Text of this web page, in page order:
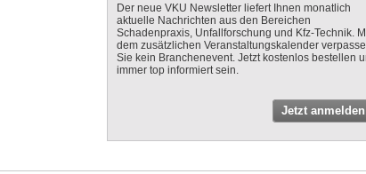
Der neue VKU Newsletter liefert Ihnen monatlich
aktuelle Nachrichten aus den Bereichen
Schadenpraxis, Unfallforschung und Kfz-Technik.
dem zusätzlichen Veranstaltungskalender
Sie kein Branchenevent. Jetzt kostenlos bestellen
immer top informiert sein.
Jetzt